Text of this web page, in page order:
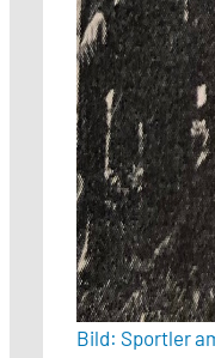
Bild: Sportler